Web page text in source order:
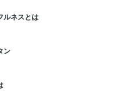
ルネスとは
ン